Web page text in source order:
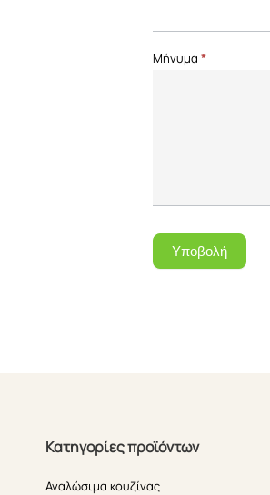
Μήνυμα *
Υποβολή
Κατηγορίες προϊόντων
Αναλώσιμα κουζίνας